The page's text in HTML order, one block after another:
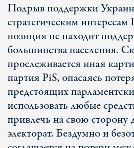
Подрыв поддержки
стратегическим
позиция не находит
большинства населения.
прослеживается иная
партия PiS, опасаясь
предстоящих
использовать любые
привлечь на свою
электорат. Бездумно и